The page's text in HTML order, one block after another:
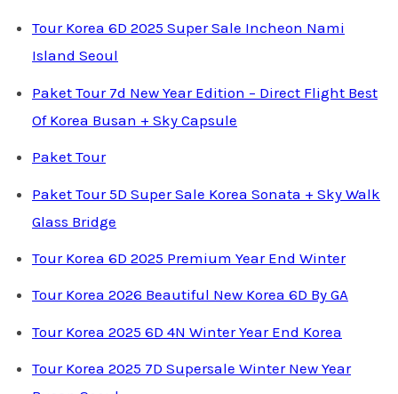
Tour Korea 6D 2025 Super Sale Incheon Nami
Island Seoul
Paket Tour 7d New Year Edition – Direct Flight Best
Of Korea Busan + Sky Capsule
Paket Tour
Paket Tour 5D Super Sale Korea Sonata + Sky Walk
Glass Bridge
Tour Korea 6D 2025 Premium Year End Winter
Tour Korea 2026 Beautiful New Korea 6D By GA
Tour Korea 2025 6D 4N Winter Year End Korea
Tour Korea 2025 7D Supersale Winter New Year